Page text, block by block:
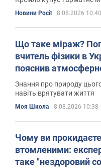
Новини Росії 8.08.2026 10:40
Що таке міраж?
вчитель фізики в
пояснив
Знання про природу
навіть врятувати життя
Моя Школа 8.08.2026 10:38
Чому ви
втомленими:
таке "нездоровий